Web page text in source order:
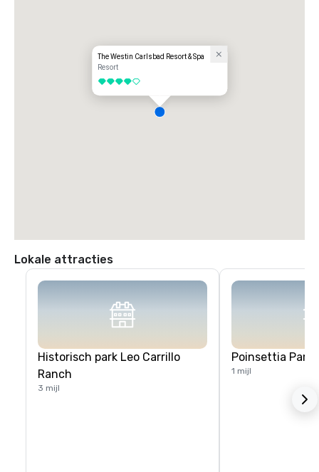
• Gebruik de twee rechterrijstroken om rechtsaf te slaan naar Cannon
• Sla rechtsaf naar de Grand Pacific Dr.
• Ga bij de rotonde rechtdoor om op de Grand Pacific Dr te blijven
• De bestemming bevindt zich aan de linkerkant
The Westin Carlsbad Resort & Spa
Resort
4 van 5
Lokale attracties
Historisch park Leo Carrillo
Ranch
3 mijl
Poinsettia Park
1 mijl